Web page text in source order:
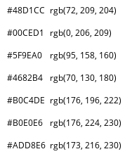
#48D1CC rgb(72, 209, 204)
#00CED1
rgb(0, 206, 209)
#5F9EA0
rgb(95, 158, 160)
#4682B4
rgb(70, 130, 180)
#B0C4DE rgb(176, 196, 222)
#B0E0E6
rgb(176, 224, 230)
#ADD8E6 rgb(173, 216, 230)